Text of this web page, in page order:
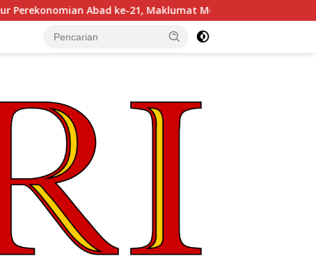
Maklumat Merdeka Barat, dan Jalan Panjang Menuju